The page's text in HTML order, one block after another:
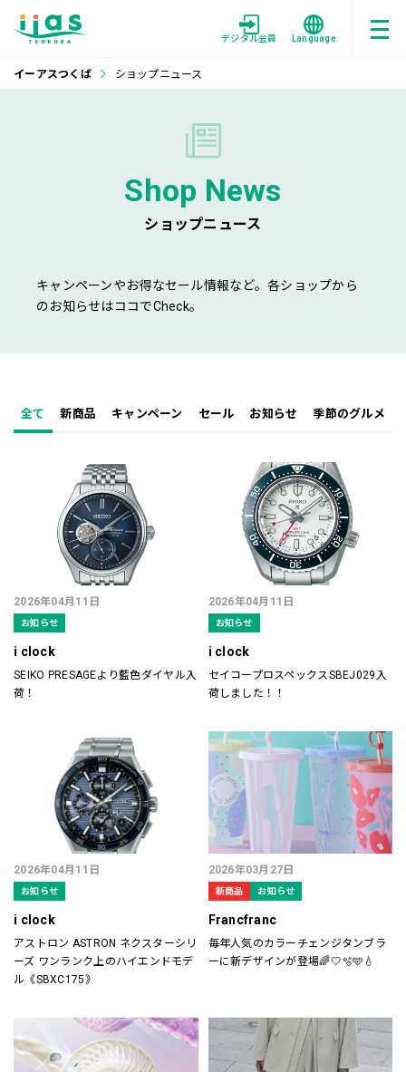
デジタル会員 Language
イーアスつくば ショップニュース
Shop News
ショップニュース
キャンペーンやお得なセール情報など。各ショップから
のお知らせはココでCheck。
全て 新商品 キャンペーン セール お知らせ 季節のグルメ
2026年04月11日
お知らせ
i clock
SEIKO PRESAGEより藍色ダイヤル入
荷！
2026年04月11日
お知らせ
i clock
セイコープロスペックスSBEJ029入
荷しました！！
2026年04月11日
お知らせ
i clock
アストロン ASTRON ネクスターシリ
ーズ ワンランク上のハイエンドモデ
ル《SBXC175》
2026年03月27日
新商品 お知らせ
Francfranc
毎年人気のカラーチェンジタンブラ
ーに新デザインが登場🌈🤍🫧🩵💧